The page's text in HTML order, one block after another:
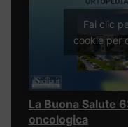
Fai clic
cookie per
La Buona Salute
oncologica